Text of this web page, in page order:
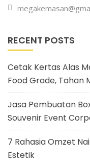
RECENT POSTS
Cetak Kertas Alas
Food Grade, Tahan
Jasa Pembuatan
Souvenir Event
7 Rahasia Omzet
Estetik